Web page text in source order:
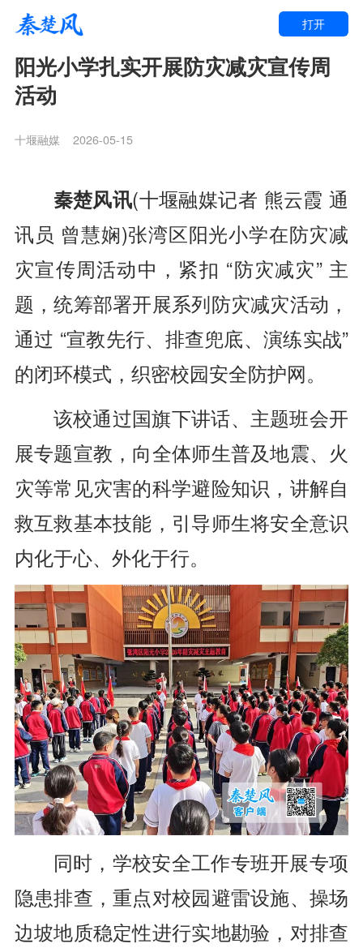
打开
阳光小学扎实开展防灾减灾宣传周
活动
十堰融媒 2026-05-15
秦楚风讯(十堰融媒记者 熊云霞 通
讯员 曾慧娴)张湾区阳光小学在防灾减
灾宣传周活动中，紧扣 “防灾减灾” 主
题，统筹部署开展系列防灾减灾活动，
通过 “宣教先行、排查兜底、演练实战”
的闭环模式，织密校园安全防护网。
该校通过国旗下讲话、主题班会开
展专题宣教，向全体师生普及地震、火
灾等常见灾害的科学避险知识，讲解自
救互救基本技能，引导师生将安全意识
内化于心、外化于行。
同时，学校安全工作专班开展专项
隐患排查，重点对校园避雷设施、操场
边坡地质稳定性进行实地勘验，对排查